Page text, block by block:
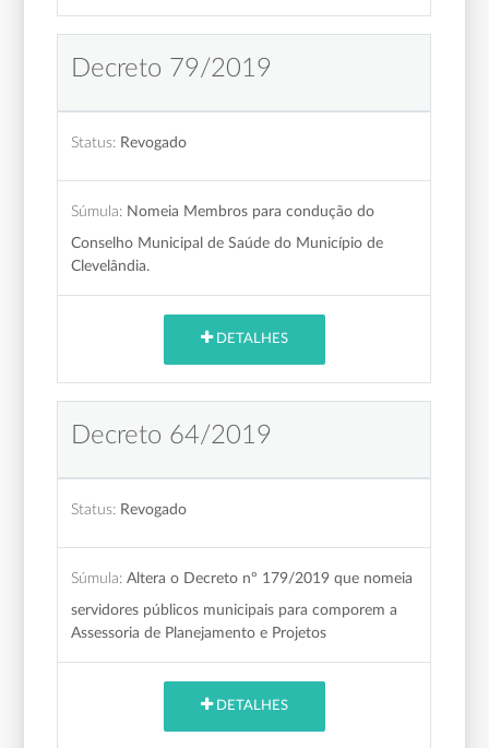
Decreto 79/2019
Status: Revogado
Súmula: Nomeia Membros para condução do
Conselho Municipal de Saúde do Município de
Clevelândia.
DETALHES
Decreto 64/2019
Status: Revogado
Súmula: Altera o Decreto nº 179/2019 que nomeia
servidores públicos municipais para comporem a
Assessoria de Planejamento e Projetos
DETALHES